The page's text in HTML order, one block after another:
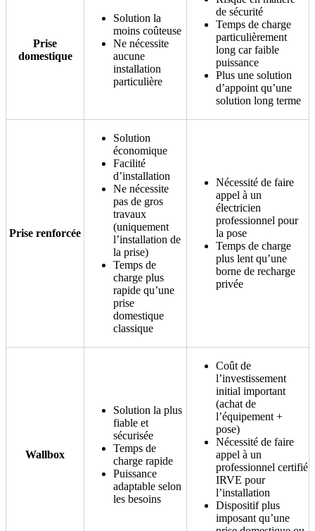
Prise
domestique
Solution la
moins coûteuse
Ne nécessite
aucune
installation
particulière
de sécurité
Temps de charge
particulièrement
long car faible
puissance
Plus une solution
d’appoint qu’une
solution long terme
Prise renforcée
Solution
économique
Facilité
d’installation
Ne nécessite
pas de gros
travaux
(uniquement
l’installation de
la prise)
Temps de
charge plus
rapide qu’une
prise
domestique
classique
Nécessité de faire
appel à un
électricien
professionnel pour
la pose
Temps de charge
plus lent qu’une
borne de recharge
privée
Wallbox
Solution la plus
fiable et
sécurisée
Temps de
charge rapide
Puissance
adaptable selon
les besoins
Coût de
l’investissement
initial important
(achat de
l’équipement +
pose)
Nécessité de faire
appel à un
professionnel certifié
IRVE pour
l’installation
Dispositif plus
imposant qu’une